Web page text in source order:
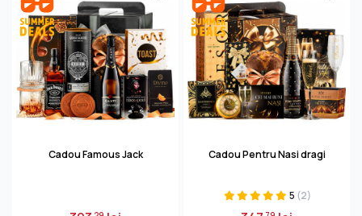
Cadou Famous Jack Cadou Pentru Nasi dragi
5 (2)